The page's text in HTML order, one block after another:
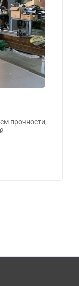
прочности,